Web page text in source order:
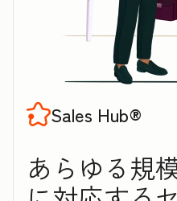
Sales Hub®
あらゆる規